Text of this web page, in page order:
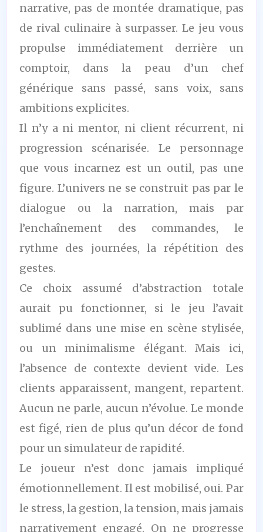
narrative, pas de montée dramatique, pas
de rival culinaire à surpasser. Le jeu vous
propulse immédiatement derrière un
comptoir, dans la peau d’un chef
générique sans passé, sans voix, sans
ambitions explicites.
Il n’y a ni mentor, ni client récurrent, ni
progression scénarisée. Le personnage
que vous incarnez est un outil, pas une
figure. L’univers ne se construit pas par le
dialogue ou la narration, mais par
l’enchaînement des commandes, le
rythme des journées, la répétition des
gestes.
Ce choix assumé d’abstraction totale
aurait pu fonctionner, si le jeu l’avait
sublimé dans une mise en scène stylisée,
ou un minimalisme élégant. Mais ici,
l’absence de contexte devient vide. Les
clients apparaissent, mangent, repartent.
Aucun ne parle, aucun n’évolue. Le monde
est figé, rien de plus qu’un décor de fond
pour un simulateur de rapidité.
Le joueur n’est donc jamais impliqué
émotionnellement. Il est mobilisé, oui. Par
le stress, la gestion, la tension, mais jamais
narrativement engagé. On ne progresse